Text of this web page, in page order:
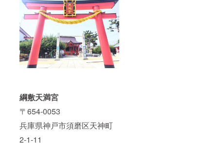
綱敷天満宮
〒654-0053
兵庫県神戸市須磨区天神町
2-1-11